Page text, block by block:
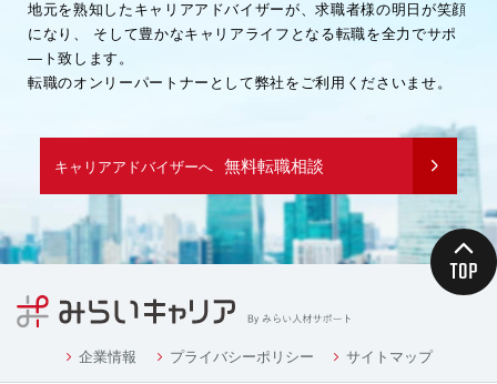
地元を熟知したキャリアアドバイザーが、求職者様の明日が笑顔
になり、
そして豊かなキャリアライフとなる転職を全力でサポ
―ト致します。
転職のオンリーパートナーとして弊社をご利用くださいませ。
キャリアアドバイザーへ 無料転職相談
企業情報 プライバシーポリシー サイトマップ